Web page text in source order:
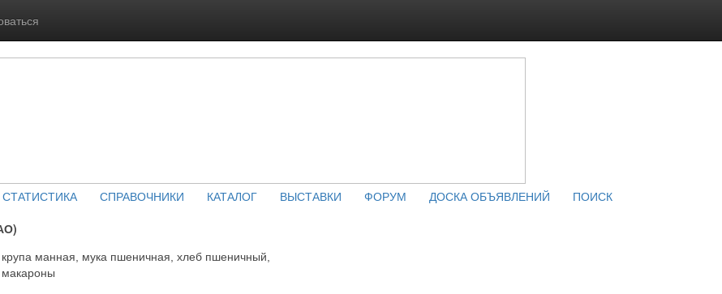
СТАТИСТИКА СПРАВОЧНИКИ КАТАЛОГ ВЫСТАВКИ ФОРУМ ДОСКА ОБЪЯВЛЕНИЙ
ПОИСК
крупа манная, мука пшеничная, хлеб пшеничный,
макароны